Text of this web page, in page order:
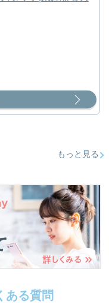
もっと見る
ある質問